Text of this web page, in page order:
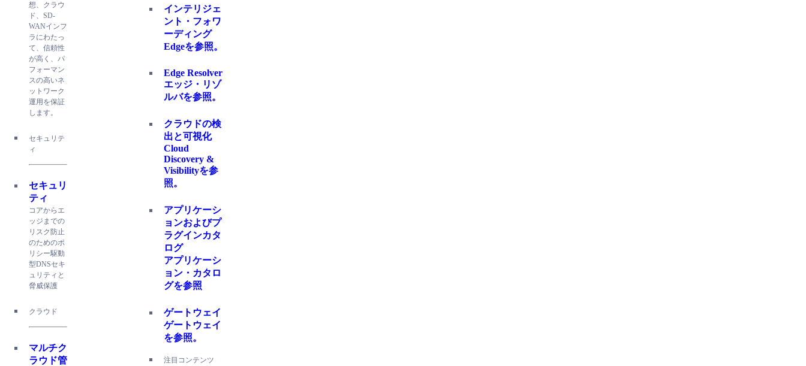
想、クラウ
ド、SD-
WANインフ
ラにわたっ
て、信頼性
が高く、パ
フォーマン
スの高いネ
ットワーク
運用を保証
します。
セキュリテ
ィ
セキュリ
ティ
コアからエ
ッジまでの
リスク防止
のためのポ
リシー駆動
型DNSセキ
ュリティと
脅威保護
クラウド
マルチク
ラウド管
インテリジェ
ント・フォワ
ーディング
Edgeを参照。
Edge Resolver
エッジ・リゾ
ルバを参照。
クラウドの検
出と可視化
Cloud
Discovery &
Visibilityを参
照。
アプリケーシ
ョンおよびプ
ラグインカタ
ログ
アプリケーシ
ョン・カタロ
グを参照
ゲートウェイ
ゲートウェイ
を参照。
注目コンテンツ